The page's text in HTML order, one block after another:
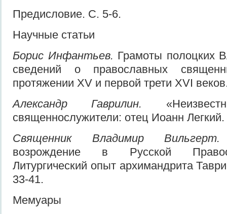
Предисловие. С. 5-6.
Научные статьи
Борис Инфантьев. Грамоты полоцких
сведений о православных
протяжении XV и первой трети XVI
Александр Гаврилин.
священнослужители: отец Иоанн
Священник Владимир
возрождение в Русской
Литургический опыт архимандрита
33-41.
Мемуары